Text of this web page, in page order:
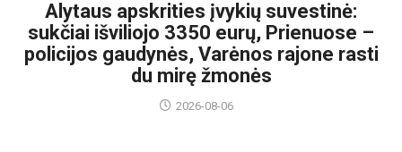
Alytaus apskrities įvykių suvestinė:
sukčiai išviliojo 3350 eurų, Prienuose –
policijos gaudynės, Varėnos rajone rasti
du mirę žmonės
2026-08-06